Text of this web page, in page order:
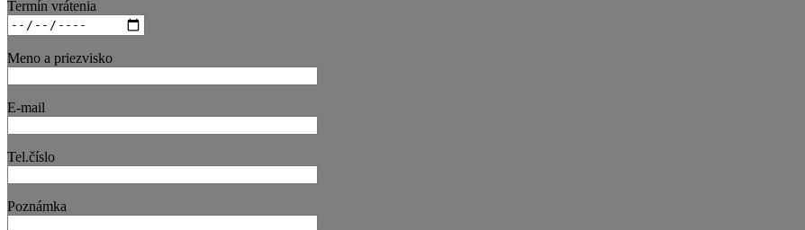
Termín vrátenia
Meno a priezvisko
E-mail
Tel.číslo
Poznámka